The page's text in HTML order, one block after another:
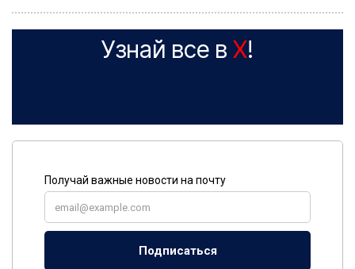
Узнай все в X!